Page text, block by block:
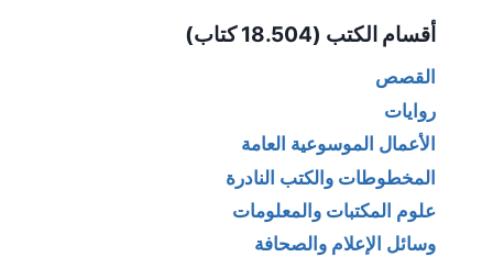
أقسام الكتب (18.504 كتاب)
القصص
روايات
الأعمال الموسوعية العامة
المخطوطات والكتب النادرة
علوم المكتبات والمعلومات
وسائل الإعلام والصحافة